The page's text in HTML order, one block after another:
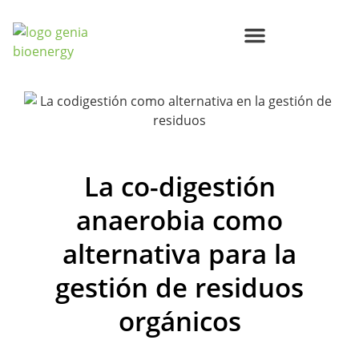
La co-digestión
anaerobia como
alternativa para la
gestión de residuos
orgánicos